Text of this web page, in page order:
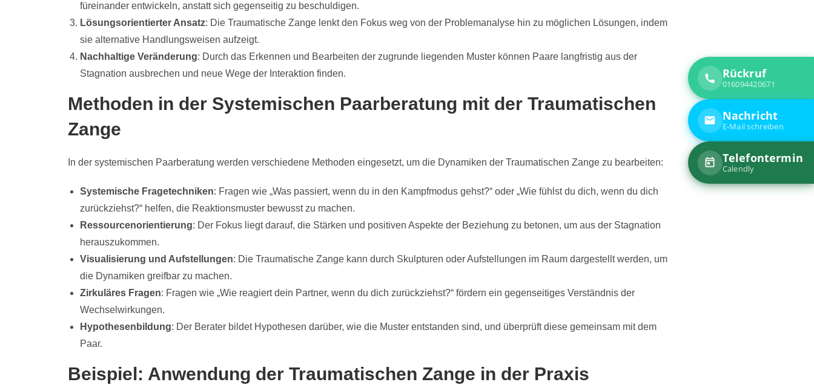
füreinander entwickeln, anstatt sich gegenseitig zu beschuldigen.
Lösungsorientierter Ansatz: Die Traumatische Zange lenkt den Fokus weg von der Problemanalyse hin zu möglichen Lösungen, indem
sie alternative Handlungsweisen aufzeigt.
Nachhaltige Veränderung: Durch das Erkennen und Bearbeiten der zugrunde liegenden Muster können Paare langfristig aus der
Stagnation ausbrechen und neue Wege der Interaktion finden.
Methoden in der Systemischen Paarberatung mit der Traumatischen
Zange
In der systemischen Paarberatung werden verschiedene Methoden eingesetzt, um die Dynamiken der Traumatischen Zange zu bearbeiten:
Systemische Fragetechniken: Fragen wie „Was passiert, wenn du in den Kampfmodus gehst?“ oder „Wie fühlst du dich, wenn du dich
zurückziehst?“ helfen, die Reaktionsmuster bewusst zu machen.
Ressourcenorientierung: Der Fokus liegt darauf, die Stärken und positiven Aspekte der Beziehung zu betonen, um aus der Stagnation
herauszukommen.
Visualisierung und Aufstellungen: Die Traumatische Zange kann durch Skulpturen oder Aufstellungen im Raum dargestellt werden, um
die Dynamiken greifbar zu machen.
Zirkuläres Fragen: Fragen wie „Wie reagiert dein Partner, wenn du dich zurückziehst?“ fördern ein gegenseitiges Verständnis der
Wechselwirkungen.
Hypothesenbildung: Der Berater bildet Hypothesen darüber, wie die Muster entstanden sind, und überprüft diese gemeinsam mit dem
Paar.
Beispiel: Anwendung der Traumatischen Zange in der Praxis